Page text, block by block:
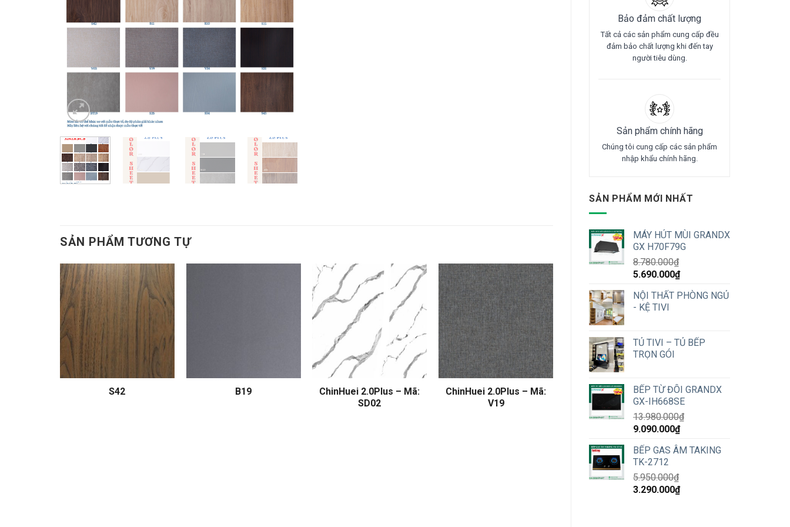
Bảo đảm chất lượng
Tất cả các sản phẩm cung cấp đều
đảm bảo chất lượng khi đến tay
người tiêu dùng.
Sản phẩm chính hãng
Chúng tôi cung cấp các sản phẩm
nhập khẩu chính hãng.
SẢN PHẨM MỚI NHẤT
MÁY HÚT MÙI GRANDX
GX H70F79G
8.780.000₫
Original
was:
8.780.000₫.
5.690.000₫Current
is:
NỘI THẤT PHÒNG NGỦ
- KỆ TIVI
TỦ TIVI – TỦ BẾP
TRỌN GÓI
BẾP TỪ ĐÔI GRANDX
GX-IH668SE
13.980.000₫
Original
was:
13.980.000₫.
9.090.000₫Current
is:
BẾP GAS ÂM TAKING
TK-2712
5.950.000₫
Original
3.290.000₫Current
SẢN PHẨM TƯƠNG TỰ
S42 B19
ChinHuei 2.0Plus – Mã:
SD02
ChinHuei 2.0Plus – Mã:
V19